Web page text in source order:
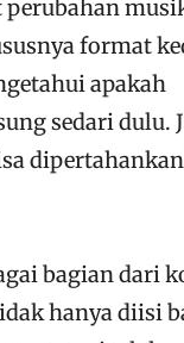
format
apakah
sedari dulu.
bagian dari
hanya diisi